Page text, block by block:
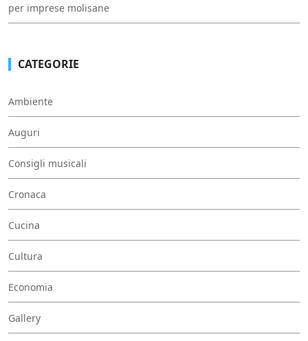
per imprese molisane
CATEGORIE
Ambiente
Auguri
Consigli musicali
Cronaca
Cucina
Cultura
Economia
Gallery